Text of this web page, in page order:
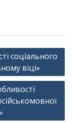
соціального
віці»